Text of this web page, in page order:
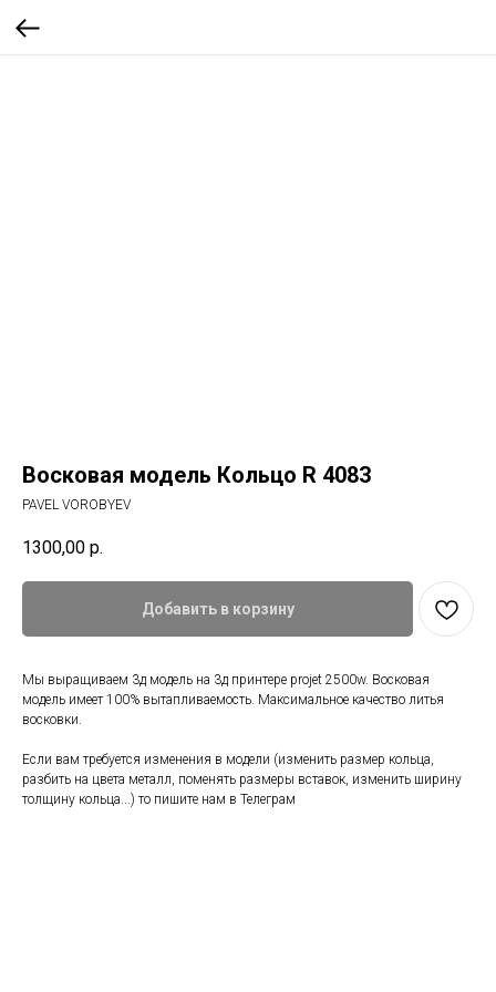
Восковая модель Кольцо R 4083
PAVEL VOROBYEV
1300,00 р.
Добавить в корзину
Мы выращиваем 3д модель на 3д принтере projet 2500w. Восковая
модель имеет 100% вытапливаемость. Максимальное качество литья
восковки.
Если вам требуется изменения в модели (изменить размер кольца,
разбить на цвета металл, поменять размеры вставок, изменить ширину
толщину кольца...) то пишите нам в Телеграм